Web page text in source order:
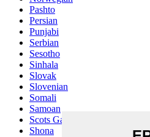
Pashto
Persian
Punjabi
Serbian
Sesotho
Sinhala
Slovak
Slovenian
Somali
Samoan
Scots Gaelic
Shona